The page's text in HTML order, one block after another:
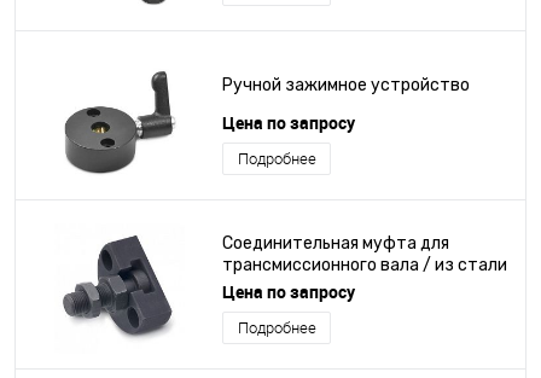
Ручной зажимное устройство
Цена по запросу
Подробнее
Соединительная муфта для
трансмиссионного вала / из стали
/ компенсатор / штифт и
центрирующая втулка
Цена по запросу
Подробнее